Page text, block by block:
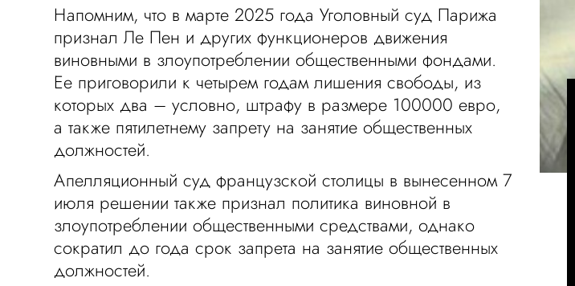
Напомним, что в марте 2025 года Уголовный суд Парижа
признал Ле Пен и других функционеров движения
виновными в злоупотреблении общественными фондами.
Ее приговорили к четырем годам лишения свободы, из
которых два – условно, штрафу в размере 100000 евро,
а также пятилетнему запрету на занятие общественных
должностей.
Апелляционный суд французской столицы в вынесенном 7
июля решении также признал политика виновной в
злоупотреблении общественными средствами, однако
сократил до года срок запрета на занятие общественных
должностей.